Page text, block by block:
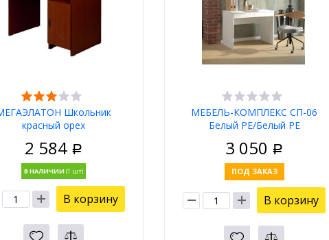
Школьник
красный орех
2 584 Р
В НАЛИЧИИ
В корзину
МЕБЕЛЬ-КОМПЛЕКС СП-06
Белый РЕ/Белый РЕ
3 050 Р
ПОД ЗАКАЗ
В корзину